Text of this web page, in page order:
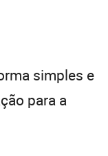
simples e
para a